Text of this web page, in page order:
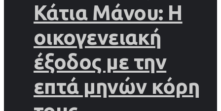
Κάτια Μάνου: Η
οικογενειακή
έξοδος με την
επτά μηνών κόρη